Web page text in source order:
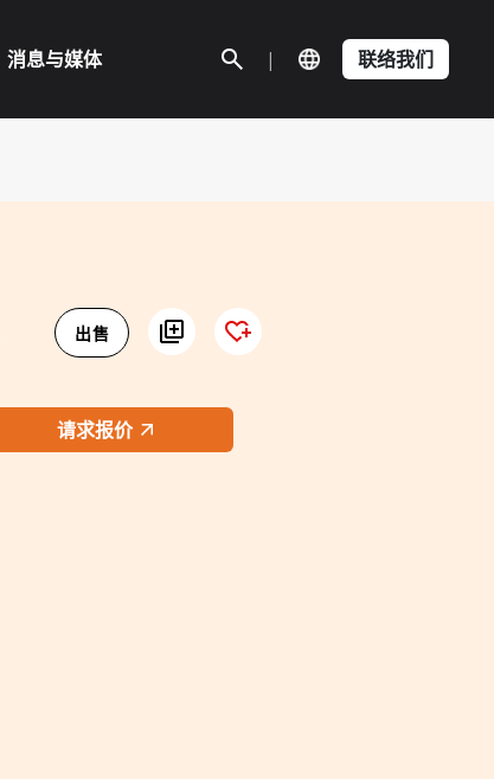
消息与媒体 | 联络我们
出售
请求报价